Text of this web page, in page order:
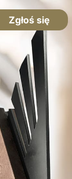
Zgłoś się